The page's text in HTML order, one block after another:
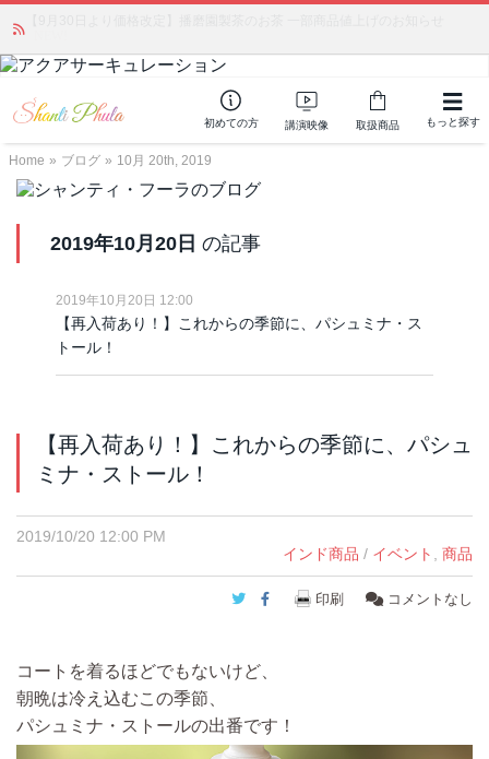
初めての方 講演映像 取扱商品 もっと探す
Home » ブログ » 10月 20th, 2019
2019年10月20日 の記事
2019年10月20日 12:00
【再入荷あり！】これからの季節に、パシュミナ・ス
トール！
【再入荷あり！】これからの季節に、パシュ
ミナ・ストール！
2019/10/20 12:00 PM
インド商品 / イベント 商品
Twitter
Facebook
印刷 コメントなし
コートを着るほどでもないけど、
朝晩は冷え込むこの季節、
パシュミナ・ストールの出番です！